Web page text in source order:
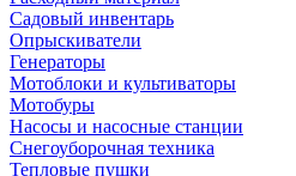
Садовый инвентарь
Опрыскиватели
Генераторы
Мотоблоки и культиваторы
Мотобуры
Насосы и насосные станции
Снегоуборочная техника
Тепловые пушки